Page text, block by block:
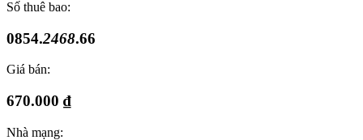
Số thuê bao:
0854.2468.66
Giá bán:
670.000 ₫
Nhà mạng: